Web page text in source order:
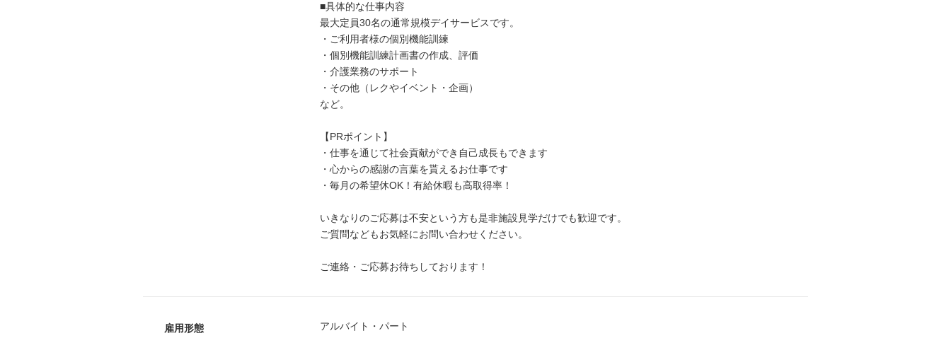
■具体的な仕事内容
最大定員30名の通常規模デイサービスです。
・ご利用者様の個別機能訓練
・個別機能訓練計画書の作成、評価
・介護業務のサポート
・その他（レクやイベント・企画）
など。
【PRポイント】
・仕事を通じて社会貢献ができ自己成長もできます
・心からの感謝の言葉を貰えるお仕事です
・毎月の希望休OK！有給休暇も高取得率！
いきなりのご応募は不安という方も是非施設見学だけでも歓迎です。
ご質問などもお気軽にお問い合わせください。
ご連絡・ご応募お待ちしております！
雇用形態 アルバイト・パート